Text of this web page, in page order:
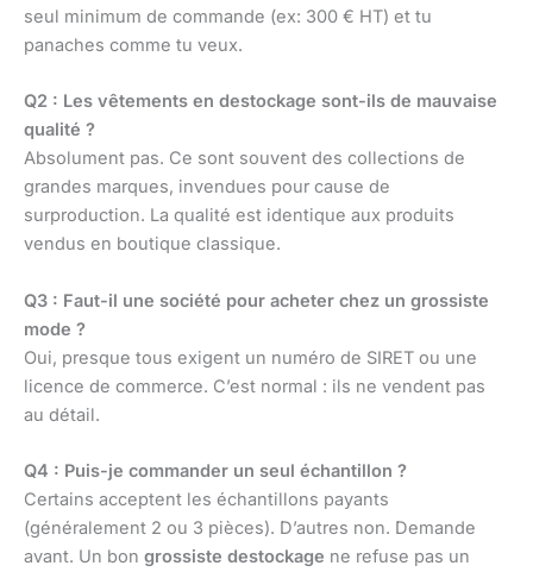
seul minimum de commande (ex: 300 € HT) et tu
panaches comme tu veux.
Q2 : Les vêtements en destockage sont-ils de mauvaise
qualité ?
Absolument pas. Ce sont souvent des collections de
grandes marques, invendues pour cause de
surproduction. La qualité est identique aux produits
vendus en boutique classique.
Q3 : Faut-il une société pour acheter chez un grossiste
mode ?
Oui, presque tous exigent un numéro de SIRET ou une
licence de commerce. C’est normal : ils ne vendent pas
au détail.
Q4 : Puis-je commander un seul échantillon ?
Certains acceptent les échantillons payants
(généralement 2 ou 3 pièces). D’autres non. Demande
avant. Un bon grossiste destockage ne refuse pas un